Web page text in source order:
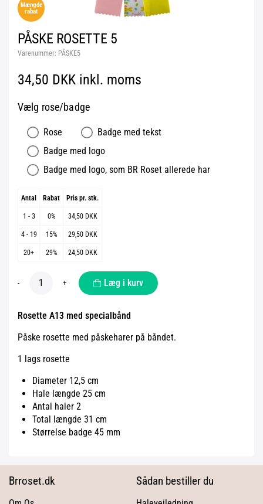
Mængde
rabat
PÅSKE ROSETTE 5
Varenummer: PÅSKE5
34,50 DKK inkl. moms
Vælg rose/badge
Rose
Badge med tekst
Badge med logo
Badge med logo, som BR Roset allerede har
Antal Rabat Pris pr. stk.
1 - 3 0% 34,50 DKK
4 - 19 15% 29,50 DKK
20+ 29% 24,50 DKK
- + Læg i kurv
Rosette A13 med specialbånd
Påske rosette med påskeharer på båndet.
1 lags rosette
Diameter 12,5 cm
Hale længde 25 cm
Antal haler 2
Total længde 31 cm
Størrelse badge 45 mm
Brroset.dk Sådan bestiller du